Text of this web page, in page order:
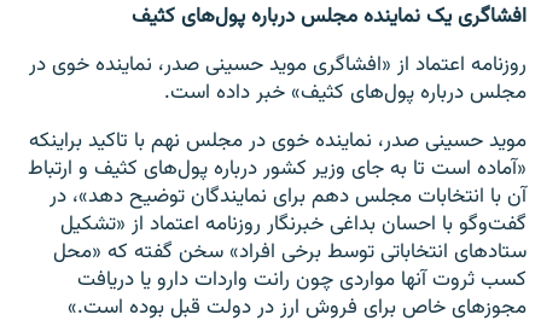
افشاگری یک نماینده مجلس درباره‌ پول‌های کثیف
روزنامه اعتماد از «افشاگری موید حسینی صدر، نماینده خوی در
مجلس درباره‌ پول‌های کثیف» خبر داده است.
موید حسینی صدر، نماینده خوی در مجلس نهم با تاکید براینکه
«آماده است تا به جای وزیر کشور درباره پول‌های کثیف و ارتباط
آن با انتخابات مجلس دهم برای نمایندگان توضیح دهد»، در
گفت‌و‌گو با احسان بداغی خبرنگار روزنامه اعتماد از «تشکیل
ستادهای انتخاباتی توسط برخی افراد» سخن گفته که «محل
کسب ثروت آنها مواردی چون رانت واردات دارو یا دریافت
مجوزهای خاص برای فروش ارز در دولت قبل بوده است.»